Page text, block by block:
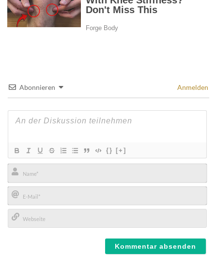
Abonnieren Anmelden
{} [+]
Name*
E-
Mail*